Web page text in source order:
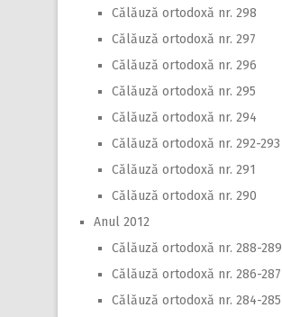
Călăuză ortodoxă nr. 298
Călăuză ortodoxă nr. 297
Călăuză ortodoxă nr. 296
Călăuză ortodoxă nr. 295
Călăuză ortodoxă nr. 294
Călăuză ortodoxă nr. 292-293
Călăuză ortodoxă nr. 291
Călăuză ortodoxă nr. 290
Anul 2012
Călăuză ortodoxă nr. 288-289
Călăuză ortodoxă nr. 286-287
Călăuză ortodoxă nr. 284-285